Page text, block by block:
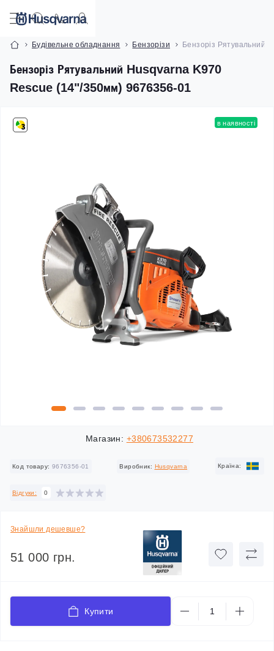
Будівельне обладнання Бензорізи Бензоріз Рятувальний
Бензоріз Рятувальний Husqvarna K970
Rescue (14"/350мм) 9676356-01
в наявності
Магазин: +380673532277
Код товару: 9676356-01 Виробник: Husqvarna Країна:
Відгуки: 0
Знайшли дешевше?
51 000 грн.
Купити